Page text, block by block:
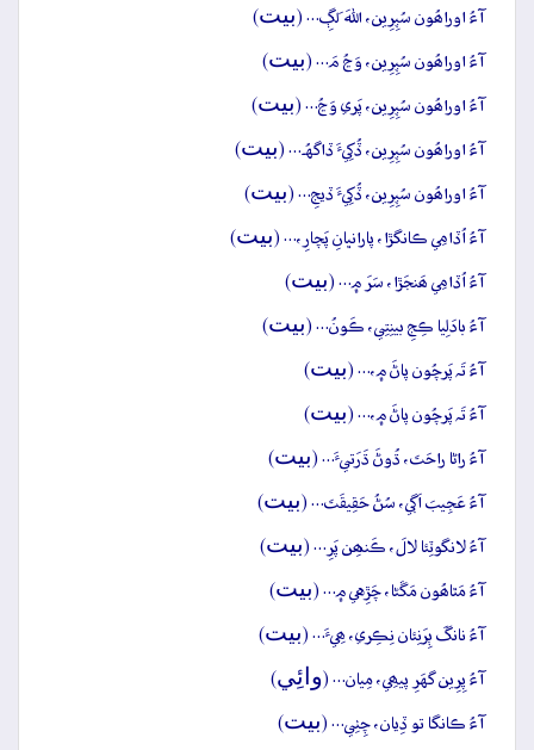
آءُ اوراھُون سُپِرِين، اللهَ لَڳِ… (بيت)
آءُ اوراھُون سُپِرِين، وَڃُ مَ… (بيت)
آءُ اوراھُون سُپِرِين، پَري وَڃُ… (بيت)
آءُ اوراھُون سُپِرِين، ڏُکِيءَ ڏاگهُہ… (بيت)
آءُ اوراھُون سُپِرِين، ڏُکِيءَ ڏيجِ… (بيت)
آءُ اُڏامِي ڪانگڙا، پارانڀانِ پَچارِ،… (بيت)
آءُ اُڏامِي ھَنجَڙا، سَرَ ۾… (بيت)
آءُ بادَلِيا ڪِجِ بينِتِي، ڪَونُ… (بيت)
آءُ تَہ پَرچُون پاڻَ ۾،… (بيت)
آءُ تَہ پَرچُون پاڻَ ۾،… (بيت)
آءُ راڻا راحَتَ، ڌُوڻَ ڌَرَتيءَ… (بيت)
آءُ عَجِيبَ اَڳي، سُڻُ حَقِيقَتَ… (بيت)
آءُ لانگوٽِئا لالَ، ڪَنھِن پَرِ… (بيت)
آءُ مَٿاھُون مَڱڻا، چَڙِهي ۾… (بيت)
آءُ نانگَ ٻِرَنِئان نِڪِري، ھِيءَ… (بيت)
آءُ پِرِين گهَرِ پيھِي، مِيان… (وائِي)
آءُ ڪانگا تو ڏِيان، چِٺِي… (بيت)